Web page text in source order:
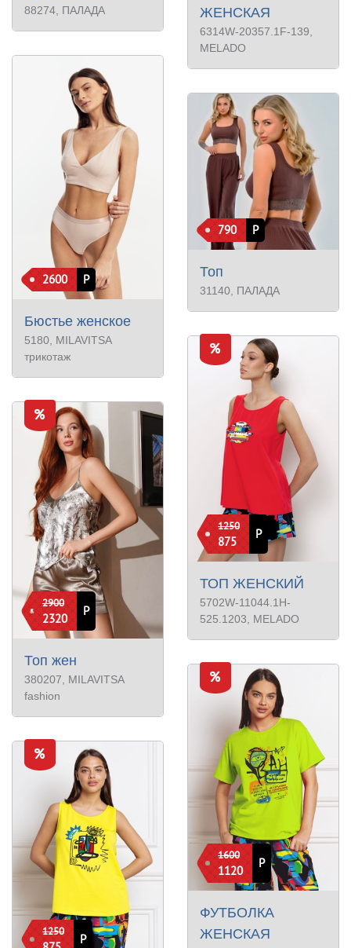
88274 , ПАЛАДА
2600 Р
Бюстье женское
5180, MILAVITSA
трикотаж
2900
2320
Р
Топ жен
380207 , MILAVITSA
fashion
1250
Р
ЖЕНСКАЯ
6314W-20357.1F-139
MELADO
790 Р
Топ
31140 , ПАЛАДА
1250
875
Р
ТОП ЖЕНСКИЙ
5702W-11044.1H-
525.1203, MELADO
1600
1120
Р
ФУТБОЛКА
ЖЕНСКАЯ